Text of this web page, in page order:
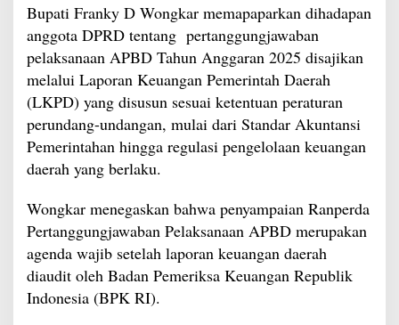
Bupati Franky D Wongkar memapaparkan dihadapan
anggota DPRD tentang pertanggungjawaban
pelaksanaan APBD Tahun Anggaran 2025 disajikan
melalui Laporan Keuangan Pemerintah Daerah
(LKPD) yang disusun sesuai ketentuan peraturan
perundang-undangan, mulai dari Standar Akuntansi
Pemerintahan hingga regulasi pengelolaan keuangan
daerah yang berlaku.
Wongkar menegaskan bahwa penyampaian Ranperda
Pertanggungjawaban Pelaksanaan APBD merupakan
agenda wajib setelah laporan keuangan daerah
diaudit oleh Badan Pemeriksa Keuangan Republik
Indonesia (BPK RI).